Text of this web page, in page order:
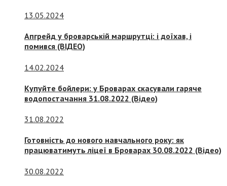
13.05.2024
Апгрейд у броварській маршрутці: і доїхав, і
помився (ВІДЕО)
14.02.2024
Купуйте бойлери: у Броварах скасували гаряче
водопостачання 31.08.2022 (Відео)
31.08.2022
Готовність до нового навчального року: як
працюватимуть ліцеї в Броварах 30.08.2022 (Відео)
30.08.2022